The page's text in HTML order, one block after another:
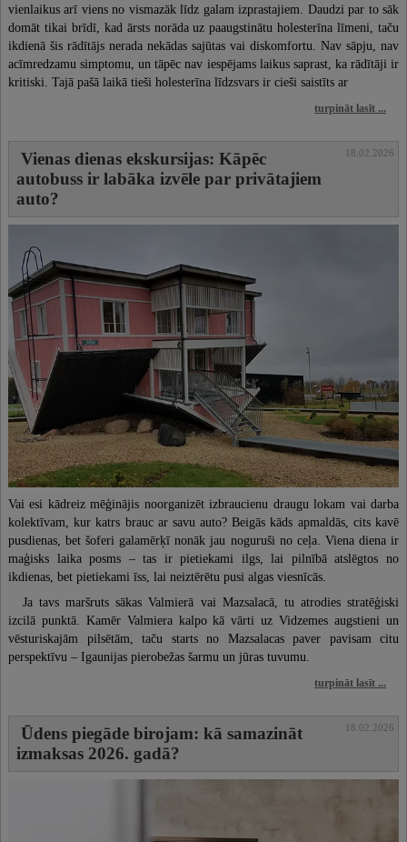
vienlaikus arī viens no vismazāk līdz galam izprastajiem. Daudzi par to sāk
domāt tikai brīdī, kad ārsts norāda uz paaugstinātu holesterīna līmeni, taču
ikdienā šis rādītājs nerada nekādas sajūtas vai diskomfortu. Nav sāpju, nav
acīmredzamu simptomu, un tāpēc nav iespējams laikus saprast, ka rādītāji ir
kritiski. Tajā pašā laikā tieši holesterīna līdzsvars ir cieši saistīts ar
turpināt lasīt ...
Vienas dienas ekskursijas: Kāpēc
autobuss ir labāka izvēle par privātajiem
auto?
18.02.2026
Vai esi kādreiz mēģinājis noorganizēt izbraucienu draugu lokam vai darba
kolektīvam, kur katrs brauc ar savu auto? Beigās kāds apmaldās, cits kavē
pusdienas, bet šoferi galamērķī nonāk jau noguruši no ceļa. Viena diena ir
maģisks laika posms – tas ir pietiekami ilgs, lai pilnībā atslēgtos no
ikdienas, bet pietiekami īss, lai neiztērētu pusi algas viesnīcās.
Ja tavs maršruts sākas Valmierā vai Mazsalacā, tu atrodies stratēģiski
izcilā punktā. Kamēr Valmiera kalpo kā vārti uz Vidzemes augstieni un
vēsturiskajām pilsētām, taču starts no Mazsalacas paver pavisam citu
perspektīvu – Igaunijas pierobežas šarmu un jūras tuvumu.
turpināt lasīt ...
Ūdens piegāde birojam: kā samazināt
izmaksas 2026. gadā?
18.02.2026